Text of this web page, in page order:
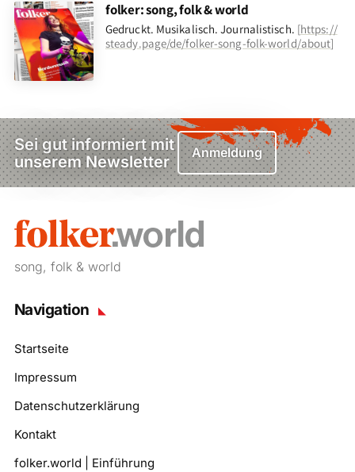
folker: song, folk & world
Gedruckt. Musikalisch. Journalistisch. [https://
steady.page/de/folker-song-folk-world/about]
Sei gut informiert mit
unserem Newsletter
Anmeldung
song, folk & world
Navigation
Startseite
Impressum
Datenschutzerklärung
Kontakt
folker.world | Einführung